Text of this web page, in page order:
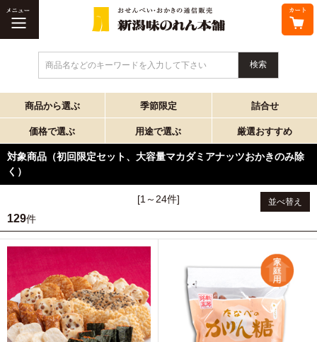
商品名などのキーワードを入力して下さい
商品から選ぶ 季節限定 詰合せ
価格で選ぶ 用途で選ぶ 厳選おすすめ
対象商品（初回限定セット、大容量マカダミアナッツおかきのみ除
く）
並べ替え
[1～24件]
129件